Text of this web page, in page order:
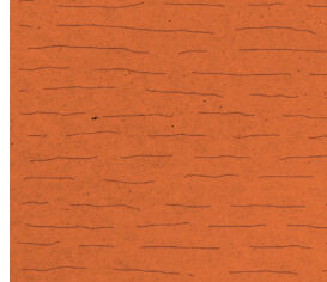
Escriben & participan
Actualidad y sociedad
Educación